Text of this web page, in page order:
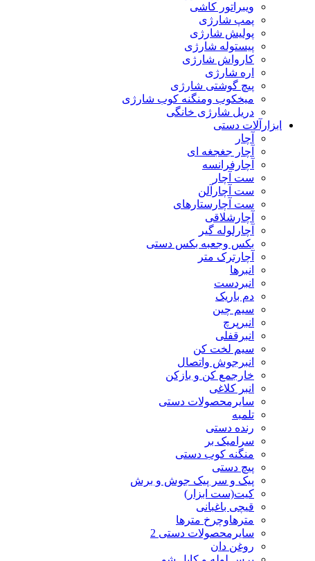
ویبراتور کاشی
پمپ شارژی
پولیش شارژی
پیستوله شارژی
کارواش شارژی
اره شارژی
پیچ گوشتی شارژی
میخکوب ومنگنه کوب شارژی
دریل شارژی خانگی
ابزارآلات دستی
آچار
آچار جغجغه ای
آچارفرانسه
ست آچار
ست آچارآلن
ست آچارستارهای
آچارشلاقی
آچارلوله گیر
بکس وجعبه بکس دستی
آچارترک متر
انبرها
انبردست
دم باریک
سیم چین
انبرپرچ
انبرقفلی
سیم لخت کن
انبرجوش واتصال
خارجمع کن و بازکن
انبر کلاغی
سایرمحصولات دستی
تلمبه
رنده دستی
سرامیک بر
منگنه کوب دستی
پیچ دستی
پیک و سر پیک جوش و برش
کیت(ست ابزار)
قیچی باغبانی
مترهاوچرخ مترها
سایرمحصولات دستی 2
روغن دان